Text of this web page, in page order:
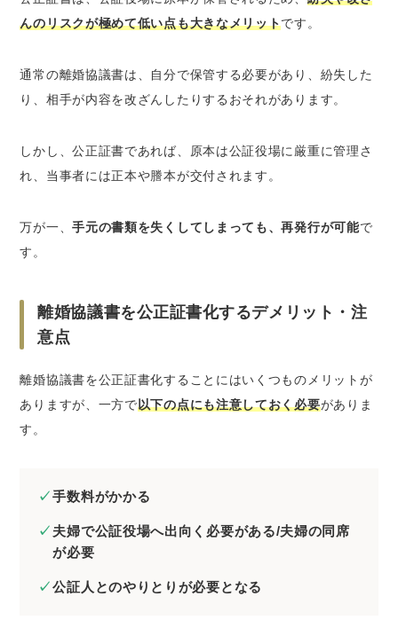
んのリスクが極めて低い点も大きなメリットです。
通常の離婚協議書は、自分で保管する必要があり、紛失した
り、相手が内容を改ざんしたりするおそれがあります。
しかし、公正証書であれば、原本は公証役場に厳重に管理さ
れ、当事者には正本や謄本が交付されます。
万が一、手元の書類を失くしてしまっても、再発行が可能で
す。
離婚協議書を公正証書化するデメリット・注
意点
離婚協議書を公正証書化することにはいくつものメリットが
ありますが、一方で以下の点にも注意しておく必要がありま
す。
手数料がかかる
夫婦で公証役場へ出向く必要がある/夫婦の同席
が必要
公証人とのやりとりが必要となる